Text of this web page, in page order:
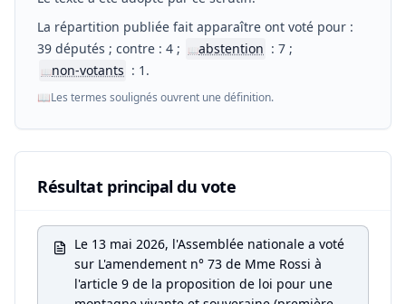
La répartition publiée fait apparaître ont voté pour :
39 députés ; contre : 4 ;
📖abstention : 7 ;
📖non-votants : 1.
📖Les termes soulignés ouvrent une définition.
Résultat principal du vote
Le 13 mai 2026, l'Assemblée nationale a voté
sur L'amendement n° 73 de Mme Rossi à
l'article 9 de la proposition de loi pour une